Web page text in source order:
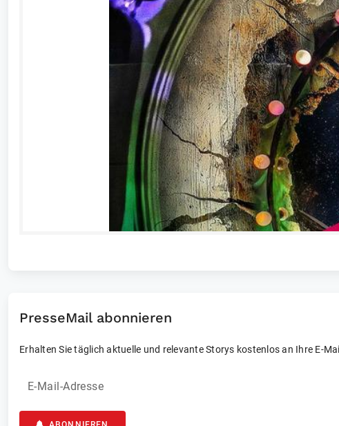
PresseMail abonnieren
Erhalten Sie täglich aktuelle und relevante Storys kostenlos an Ihre E-
E-Mail-Adresse